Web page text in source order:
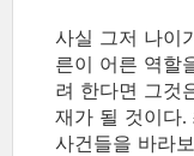
사실 그저 나이
른이 어른 역할
려 한다면 그것
재가 될 것이다.
사건들을 바라